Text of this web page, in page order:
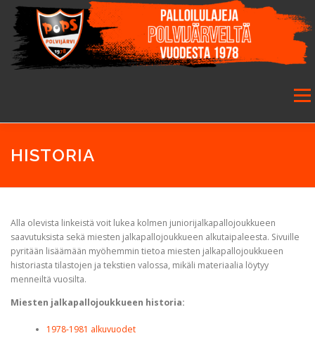
Siirry
sisältöön
ETUSIVU
GALLERIA
HISTORIA
Alla olevista linkeistä voit lukea kolmen juniorijalkapallojoukkueen
saavutuksista sekä miesten jalkapallojoukkueen alkutaipaleesta. Sivuille
pyritään lisäämään myöhemmin tietoa miesten jalkapallojoukkueen
historiasta tilastojen ja tekstien valossa, mikäli materiaalia löytyy
menneiltä vuosilta.
Miesten jalkapallojoukkueen historia:
1978-1981 alkuvuodet